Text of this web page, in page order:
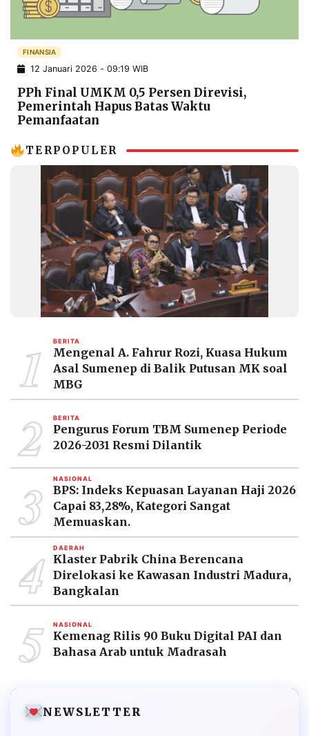
POLICY WARGA
INFORMASI
IKLAN
KIRIM
PENGADUAN TERM
OF
SERVICE
IKUTI
RESOLUSI
MEDIA
©
Resolusi.co
-
PT.
RESOLUSI
MEDIA
PRAMUDITA
FINANSIA
12 Januari 2026 - 09:19 WIB
PPh Final UMKM 0,5 Persen Direvisi,
Pemerintah Hapus Batas Waktu
Pemanfaatan
TERPOPULER
1 BERITA
Mengenal A. Fahrur Rozi, Kuasa Hukum
Asal Sumenep di Balik Putusan MK soal
MBG
2 BERITA
Pengurus Forum TBM Sumenep Periode
2026-2031 Resmi Dilantik
3 NASIONAL
BPS: Indeks Kepuasan Layanan Haji 2026
Capai 83,28%, Kategori Sangat
Memuaskan.
4 DAERAH
Klaster Pabrik China Berencana
Direlokasi ke Kawasan Industri Madura,
Bangkalan
5 NASIONAL
Kemenag Rilis 90 Buku Digital PAI dan
Bahasa Arab untuk Madrasah
NEWSLETTER